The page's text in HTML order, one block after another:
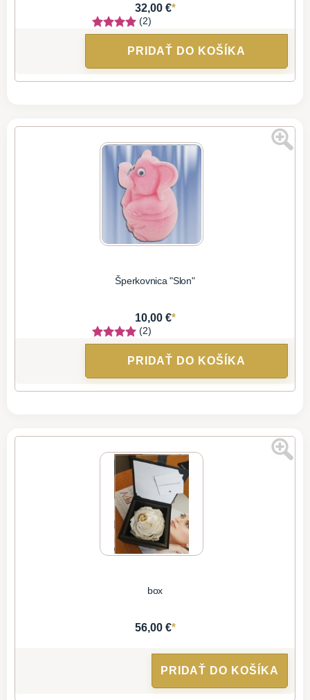
32,00 €*
(2)
PRIDAŤ DO KOŠÍKA
Šperkovnica "Slon"
10,00 €*
(2)
PRIDAŤ DO KOŠÍKA
box
56,00 €*
PRIDAŤ DO KOŠÍKA